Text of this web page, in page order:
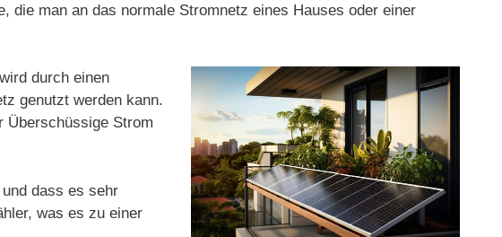
die man an das normale Stromnetz eines Hauses oder einer
durch einen
genutzt werden kann.
Überschüssige Strom
dass es sehr
was es zu einer